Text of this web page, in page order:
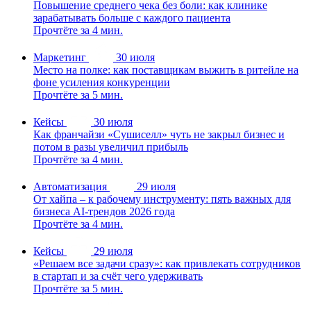
Повышение среднего чека без боли: как клинике
зарабатывать больше с каждого пациента
Прочтёте за 4 мин.
Маркетинг
30 июля
Место на полке: как поставщикам выжить в ритейле на
фоне усиления конкуренции
Прочтёте за 5 мин.
Кейсы
30 июля
Как франчайзи «Сушиселл» чуть не закрыл бизнес и
потом в разы увеличил прибыль
Прочтёте за 4 мин.
Автоматизация
29 июля
От хайпа – к рабочему инструменту: пять важных для
бизнеса AI-трендов 2026 года
Прочтёте за 4 мин.
Кейсы
29 июля
«Решаем все задачи сразу»: как привлекать сотрудников
в стартап и за счёт чего удерживать
Прочтёте за 5 мин.